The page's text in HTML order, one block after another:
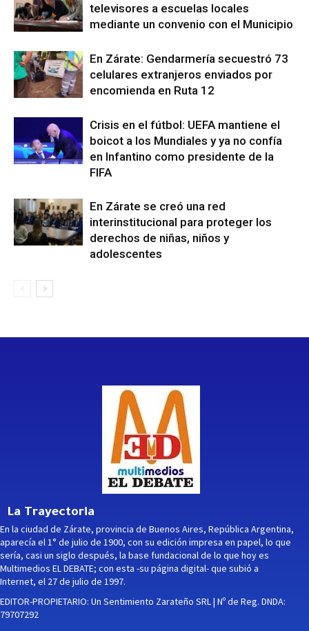
televisores a escuelas locales
mediante un convenio con el Municipio
En Zárate: Gendarmería secuestró 73
celulares extranjeros enviados por
encomienda en Ruta 12
Crisis en el fútbol: UEFA mantiene el
boicot a los Mundiales y ya no confía
en Infantino como presidente de la
FIFA
En Zárate se creó una red
interinstitucional para proteger los
derechos de niñas, niños y
adolescentes
La Trayectoria
En la ciudad de Zárate, provincia de Buenos Aires, República Argentina,
aparecía el 1° de julio de 1900, con su edición impresa en papel, lo que
sería, casi un siglo después, la base fundacional de lo que hoy es
Multimedios EL DEBATE; con esta -su página digital- que subió a
Internet, el 27 de julio de 1997.
EDITOR-PROPIETARIO: Un Sentimiento Zarateño SRL | Nº de Reg. DNDA:
79707292